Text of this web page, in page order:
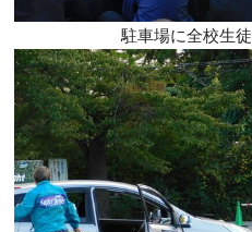
駐車場に全校生